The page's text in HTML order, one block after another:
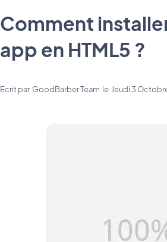
Comment
app en HTML5 ?
Ecrit par GoodBarber Team le Jeudi 3